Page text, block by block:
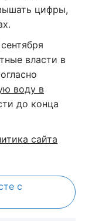
цифры,
власти в
воду в
до конца
сайта
с